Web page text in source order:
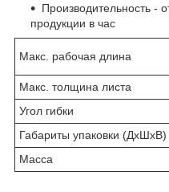
Производительность -
продукции в час
Макс. рабочая длина
Макс. толщина листа
Угол гибки
Габариты упаковки (ДхШхВ)
Масса